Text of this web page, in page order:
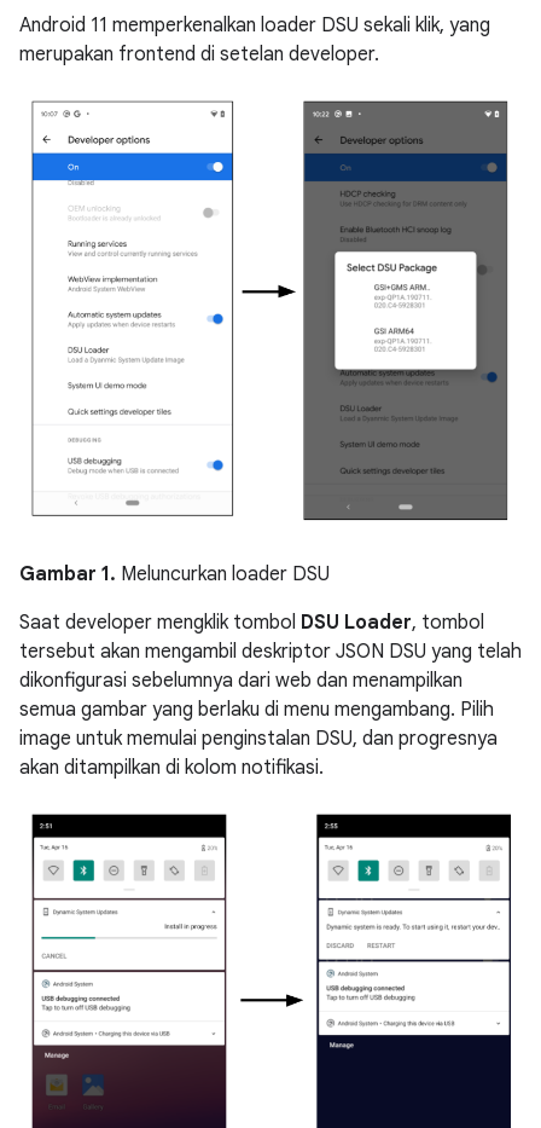
Android 11 memperkenalkan loader DSU sekali klik, yang
merupakan frontend di setelan developer.
Gambar 1. Meluncurkan loader DSU
Saat developer mengklik tombol DSU Loader, tombol
tersebut akan mengambil deskriptor JSON DSU yang telah
dikonfigurasi sebelumnya dari web dan menampilkan
semua gambar yang berlaku di menu mengambang. Pilih
image untuk memulai penginstalan DSU, dan progresnya
akan ditampilkan di kolom notifikasi.